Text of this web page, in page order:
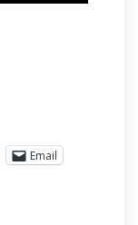
Email